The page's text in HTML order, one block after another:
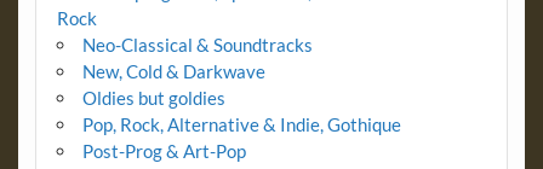
Rock
Neo-Classical & Soundtracks
New, Cold & Darkwave
Oldies but goldies
Pop, Rock, Alternative & Indie, Gothique
Post-Prog & Art-Pop